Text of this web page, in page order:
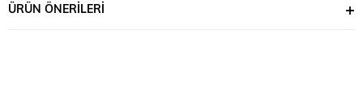
ÜRÜN ÖNERILERI